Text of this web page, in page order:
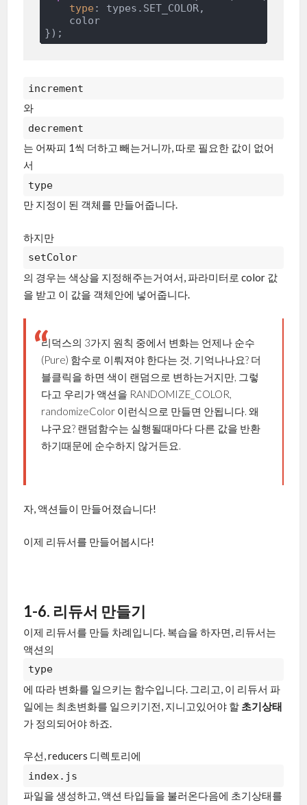
type : types.SET_COLOR,
    color
increment
와
decrement
는 어짜피 1씩 더하고 빼는거니까, 따로 필요한 값이 없어
서
type
만 지정이 된 객체를 만들어줍니다.
하지만
setColor
의 경우는 색상을 지정해주는거여서, 파라미터로 color 값
을 받고 이 값을 객체안에 넣어줍니다.
리덕스의 3가지 원칙 중에서 변화는 언제나 순수
(Pure) 함수로 이뤄져야 한다는 것, 기억나나요? 더
블클릭을 하면 색이 랜덤으로 변하는거지만, 그렇
다고 우리가 액션을 RANDOMIZE_COLOR,
randomizeColor 이런식으로 만들면 안됩니다. 왜
냐구요? 랜덤함수는 실행될때마다 다른 값을 반환
하기때문에 순수하지 않거든요.
자, 액션들이 만들어졌습니다!
이제 리듀서를 만들어봅시다!
1-6. 리듀서 만들기
이제 리듀서를 만들 차례입니다. 복습을 하자면, 리듀서는
액션의
type
에 따라 변화를 일으키는 함수입니다. 그리고, 이 리듀서 파
일에는 최초변화를 일으키기전, 지니고있어야 할 초기상태
가 정의되어야 하죠.
우선, reducers 디렉토리에
index.js
파일을 생성하고, 액션 타입들을 불러온다음에 초기상태를